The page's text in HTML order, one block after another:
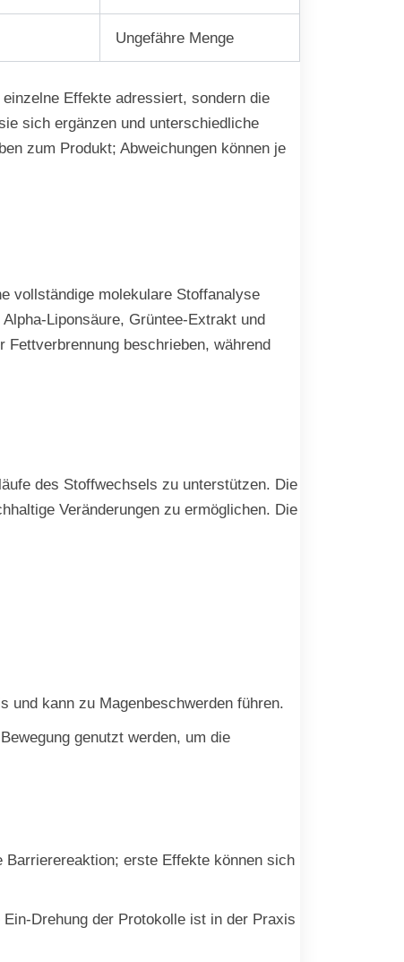
Ungefähre Menge
Effekte adressiert, sondern die
sich ergänzen und unterschiedliche
zum Produkt; Abweichungen können je
vollständige molekulare Stoffanalyse
Liponsäure, Grüntee-Extrakt und
beschrieben, während
des Stoffwechsels zu unterstützen. Die
Veränderungen zu ermöglichen. Die
und kann zu Magenbeschwerden führen.
genutzt werden, um die
erste Effekte können sich
Drehung der Protokolle ist in der Praxis